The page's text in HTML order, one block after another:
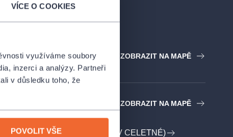
VÍCE O COOKIES
využíváme soubory
inzerci a analýzy. Partneři
v důsledku toho, že
POVOLIT VŠE
ZOBRAZIT NA MAPĚ
ZOBRAZIT NA MAPĚ
SPOLEK KAŠPAR (DIVADLO V CELETNÉ)